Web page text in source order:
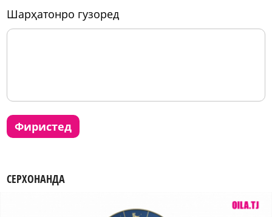
шарҳатонро гузоред
фиристед
СЕРХОНАНДА